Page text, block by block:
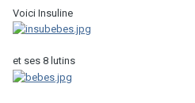
Voici Insuline
et ses 8 lutins